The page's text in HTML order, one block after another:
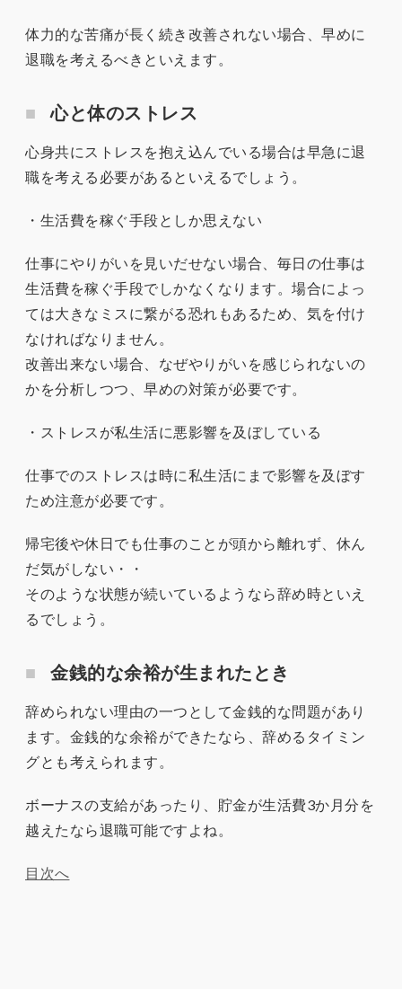
体力的な苦痛が長く続き改善されない場合、早めに
退職を考えるべきといえます。
心と体のストレス
心身共にストレスを抱え込んでいる場合は早急に退
職を考える必要があるといえるでしょう。
・生活費を稼ぐ手段としか思えない
仕事にやりがいを見いだせない場合、毎日の仕事は
生活費を稼ぐ手段でしかなくなります。場合によっ
ては大きなミスに繋がる恐れもあるため、気を付け
なければなりません。
改善出来ない場合、なぜやりがいを感じられないの
かを分析しつつ、早めの対策が必要です。
・ストレスが私生活に悪影響を及ぼしている
仕事でのストレスは時に私生活にまで影響を及ぼす
ため注意が必要です。
帰宅後や休日でも仕事のことが頭から離れず、休ん
だ気がしない・・
そのような状態が続いているようなら辞め時といえ
るでしょう。
金銭的な余裕が生まれたとき
辞められない理由の一つとして金銭的な問題があり
ます。金銭的な余裕ができたなら、辞めるタイミン
グとも考えられます。
ボーナスの支給があったり、貯金が生活費3か月分を
越えたなら退職可能ですよね。
目次へ